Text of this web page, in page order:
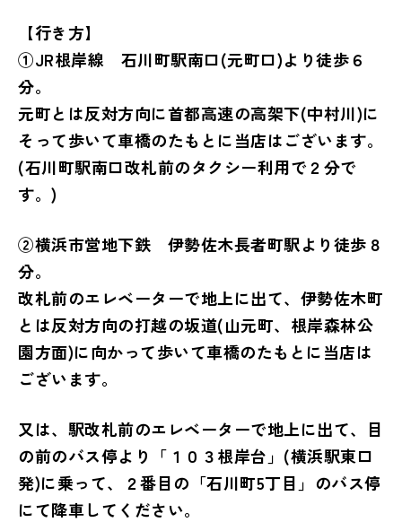
【行き方】
①JR根岸線 石川町駅南口(元町口)より徒歩６
分。
元町とは反対方向に首都高速の高架下(中村川)に
そって歩いて車橋のたもとに当店はございます。
(石川町駅南口改札前のタクシー利用で２分で
す。)
②横浜市営地下鉄 伊勢佐木長者町駅より徒歩８
分。
改札前のエレベーターで地上に出て、伊勢佐木町
とは反対方向の打越の坂道(山元町、根岸森林公
園方面)に向かって歩いて車橋のたもとに当店は
ございます。
又は、駅改札前のエレベーターで地上に出て、目
の前のバス停より「１０３根岸台」(横浜駅東口
発)に乗って、２番目の「石川町5丁目」のバス停
にて降車してください。